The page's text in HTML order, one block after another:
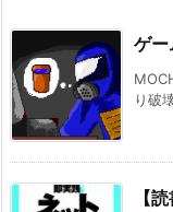
ゲー
り破
【